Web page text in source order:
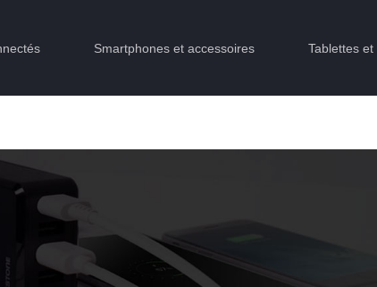
Smartphones et accessoires Tablettes